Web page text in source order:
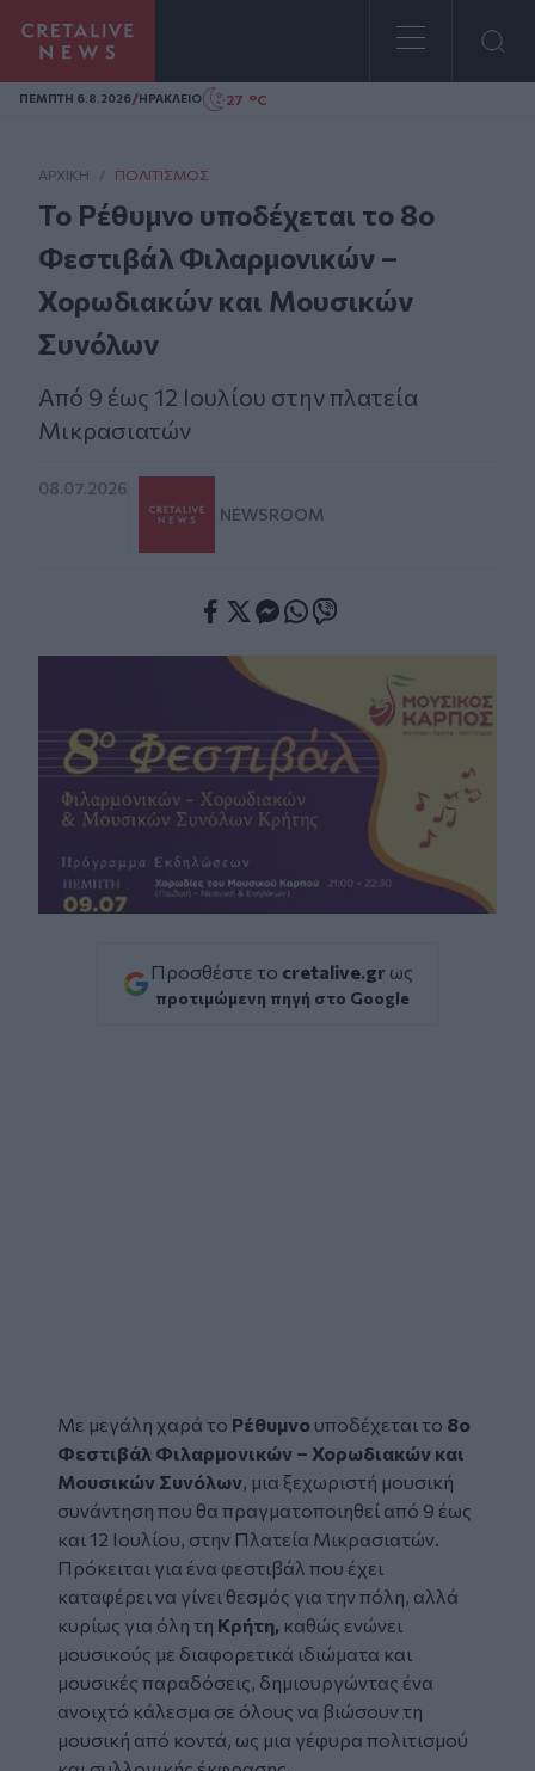
Homepage
ΠΕΜΠΤΗ 6.8.2026/ΗΡΑΚΛΕΙΟ 27 °C
ΑΡΧΙΚΗ / ΠΟΛΙΤΙΣΜΌΣ
Το Ρέθυμνο υποδέχεται το 8ο
Φεστιβάλ Φιλαρμονικών –
Χορωδιακών και Μουσικών
Συνόλων
Από 9 έως 12 Ιουλίου στην πλατεία
Μικρασιατών
08.07.2026
NEWSROOM
Προσθέστε το cretalive.gr ως
προτιμώμενη πηγή στο Google
Με μεγάλη χαρά το Ρέθυμνο υποδέχεται το 8ο
Φεστιβάλ Φιλαρμονικών – Χορωδιακών και
Μουσικών Συνόλων, μια ξεχωριστή μουσική
συνάντηση που θα πραγματοποιηθεί από 9 έως
και 12 Ιουλίου, στην Πλατεία Μικρασιατών.
Πρόκειται για ένα φεστιβάλ που έχει
καταφέρει να γίνει θεσμός για την πόλη, αλλά
κυρίως για όλη τη Κρήτη, καθώς ενώνει
μουσικούς με διαφορετικά ιδιώματα και
μουσικές παραδόσεις, δημιουργώντας ένα
ανοιχτό κάλεσμα σε όλους να βιώσουν τη
μουσική από κοντά, ως μια γέφυρα πολιτισμού